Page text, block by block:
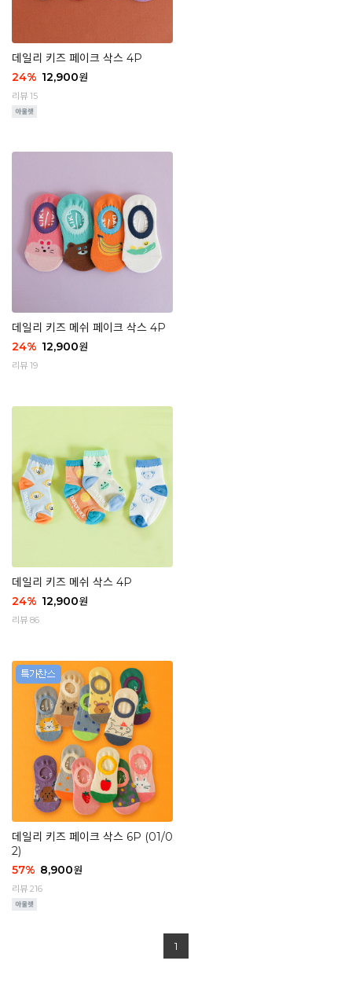
데일리 키즈 페이크 삭스 4P
24% 12,900원
리뷰 15
데일리 키즈 메쉬 페이크 삭스 4P
24% 12,900원
리뷰 19
데일리 키즈 메쉬 삭스 4P
24% 12,900원
리뷰 86
데일리 키즈 페이크 삭스 6P (01/0
2)
57% 8,900원
리뷰 216
1